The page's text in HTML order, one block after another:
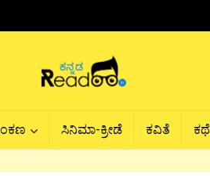
ಸಿನಿಮಾ-ಕ್ರೀಡೆ ಕವಿತೆ ಕಥೆ